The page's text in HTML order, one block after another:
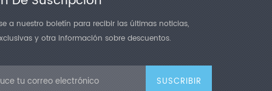
a nuestro boletín para recibir las últimas noticias,
y otra información sobre descuentos.